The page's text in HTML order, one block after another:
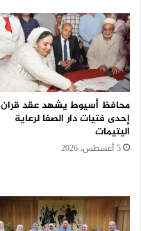
محافظ أسيوط يشهد عقد قران
إحدى فتيات دار الصفا لرعاية
اليتيمات
5 أغسطس، 2026